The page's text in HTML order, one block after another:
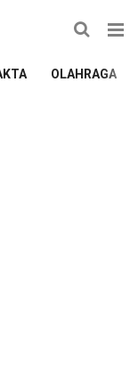
OLAHRAGA